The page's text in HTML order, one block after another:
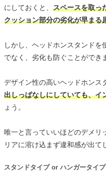
にしておくと、 スペースを取っ
クッション部分の劣化が早まる
しかし、ヘッドホンスタンド
でなく、劣化も防ぐことができ
デザイン性の高いヘッドホンス
出しっぱなしにしていても、イ
ょう。
唯一と言っていいほどのデメリ
リアに溶け込まず違和感が出て
スタンドタイプ or ハンガータイプ